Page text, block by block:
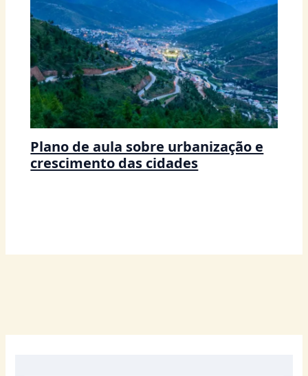
Plano de aula sobre urbanização e
crescimento das cidades